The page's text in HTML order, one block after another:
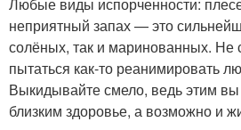
Любые виды испорченности:
неприятный запах — это
солёных, так и маринованных. Не
пытаться как-то реанимировать
Выкидывайте смело, ведь этим
близким здоровье, а возможно и